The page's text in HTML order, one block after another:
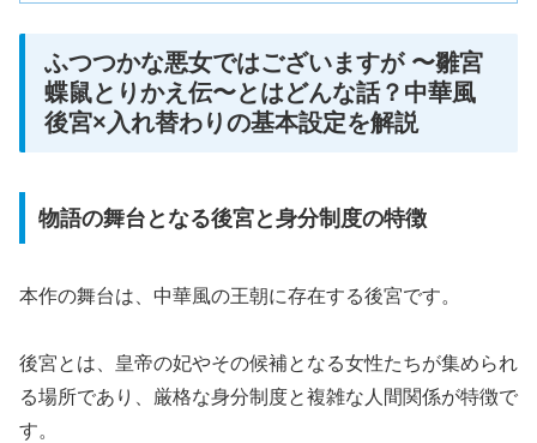
ふつつかな悪女ではございますが 〜雛宮
蝶鼠とりかえ伝〜とはどんな話？中華風
後宮×入れ替わりの基本設定を解説
物語の舞台となる後宮と身分制度の特徴
本作の舞台は、中華風の王朝に存在する後宮です。
後宮とは、皇帝の妃やその候補となる女性たちが集められ
る場所であり、厳格な身分制度と複雑な人間関係が特徴で
す。